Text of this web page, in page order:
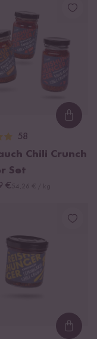
58
Chili Crunch
Set
€